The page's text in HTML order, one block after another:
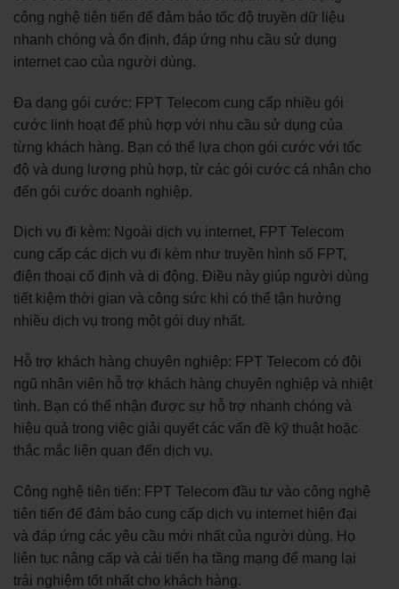
công nghệ tiên tiến để đảm bảo tốc độ truyền dữ liệu
nhanh chóng và ổn định, đáp ứng nhu cầu sử dụng
internet cao của người dùng.
Đa dạng gói cước: FPT Telecom cung cấp nhiều gói
cước linh hoạt để phù hợp với nhu cầu sử dụng của
từng khách hàng. Bạn có thể lựa chọn gói cước với tốc
độ và dung lượng phù hợp, từ các gói cước cá nhân cho
đến gói cước doanh nghiệp.
Dịch vụ đi kèm: Ngoài dịch vụ internet, FPT Telecom
cung cấp các dịch vụ đi kèm như truyền hình số FPT,
điện thoại cố định và di động. Điều này giúp người dùng
tiết kiệm thời gian và công sức khi có thể tận hưởng
nhiều dịch vụ trong một gói duy nhất.
Hỗ trợ khách hàng chuyên nghiệp: FPT Telecom có đội
ngũ nhân viên hỗ trợ khách hàng chuyên nghiệp và nhiệt
tình. Bạn có thể nhận được sự hỗ trợ nhanh chóng và
hiệu quả trong việc giải quyết các vấn đề kỹ thuật hoặc
thắc mắc liên quan đến dịch vụ.
Công nghệ tiên tiến: FPT Telecom đầu tư vào công nghệ
tiên tiến để đảm bảo cung cấp dịch vụ internet hiện đại
và đáp ứng các yêu cầu mới nhất của người dùng. Họ
liên tục nâng cấp và cải tiến hạ tầng mạng để mang lại
trải nghiệm tốt nhất cho khách hàng.